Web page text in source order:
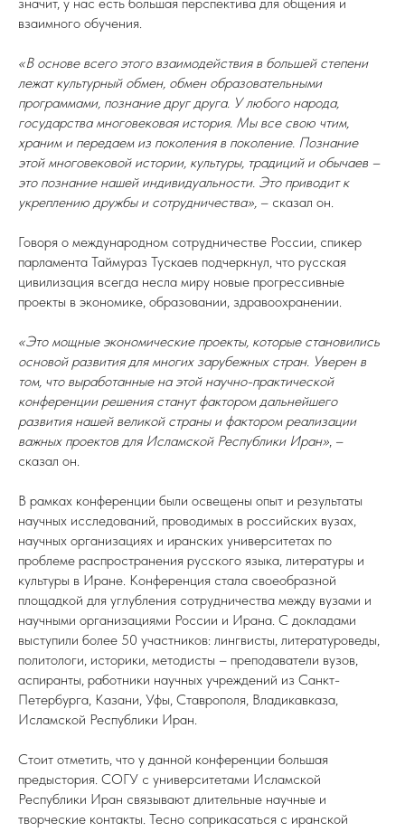
взаимного обучения.
«В основе всего этого взаимодействия в большей степени
лежат культурный обмен, обмен образовательными
программами, познание друг друга. У любого народа,
государства многовековая история. Мы все свою чтим,
храним и передаем из поколения в поколение. Познание
этой многовековой истории, культуры, традиций и обычаев –
это познание нашей индивидуальности. Это приводит к
укреплению дружбы и сотрудничества», – сказал он.
Говоря о международном сотрудничестве России, спикер
парламента Таймураз Тускаев подчеркнул, что русская
цивилизация всегда несла миру новые прогрессивные
проекты в экономике, образовании, здравоохранении.
«Это мощные экономические проекты, которые становились
основой развития для многих зарубежных стран. Уверен в
том, что выработанные на этой научно-практической
конференции решения станут фактором дальнейшего
развития нашей великой страны и фактором реализации
важных проектов для Исламской Республики Иран», –
сказал он.
В рамках конференции были освещены опыт и результаты
научных исследований, проводимых в российских вузах,
научных организациях и иранских университетах по
проблеме распространения русского языка, литературы и
культуры в Иране. Конференция стала своеобразной
площадкой для углубления сотрудничества между вузами и
научными организациями России и Ирана. С докладами
выступили более 50 участников: лингвисты, литературоведы,
политологи, историки, методисты – преподаватели вузов,
аспиранты, работники научных учреждений из Санкт-
Петербурга, Казани, Уфы, Ставрополя, Владикавказа,
Исламской Республики Иран.
Стоит отметить, что у данной конференции большая
предыстория. СОГУ с университетами Исламской
Республики Иран связывают длительные научные и
творческие контакты. Тесно соприкасаться с иранской